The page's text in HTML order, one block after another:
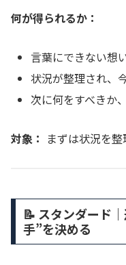
何が得られるか：
言葉にできない想
状況が整理され、
次に何をすべきか
対象： まずは状況を
📝 スタンダード
手”を決める